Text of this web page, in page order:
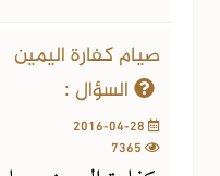
صيام كفارة اليمين
السؤال :